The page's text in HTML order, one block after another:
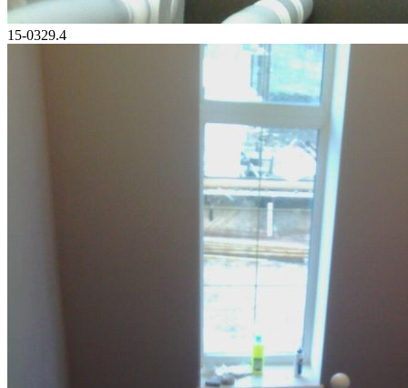
15-0329.4